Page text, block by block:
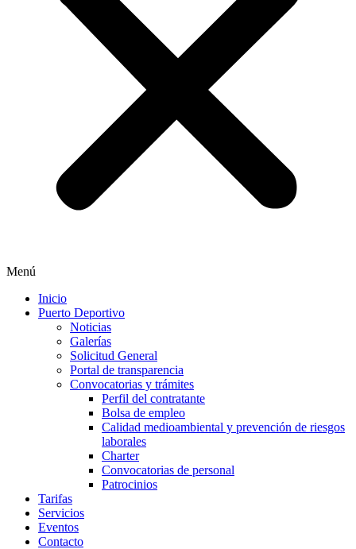
Menú
Inicio
Puerto Deportivo
Noticias
Galerías
Solicitud General
Portal de transparencia
Convocatorias y trámites
Perfil del contratante
Bolsa de empleo
Calidad medioambiental y prevención de riesgos
laborales
Charter
Convocatorias de personal
Patrocinios
Tarifas
Servicios
Eventos
Contacto